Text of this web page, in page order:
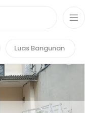
Luas Bangunan
Grande